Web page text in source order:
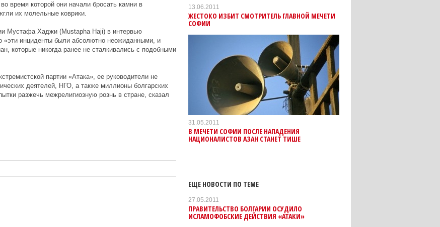
время которой они начали бросать камни в
их молельные коврики.
Мустафа Хаджи (Mustapha Haji) в интервью
«эти инциденты были абсолютно неожиданными, и
которые никогда ранее не сталкивались с подобными
партии «Атака», ее руководители не
деятелей, НГО, а также миллионы болгарских
разжечь межрелигиозную рознь в стране, сказал
13.06.2011
ЖЕСТОКО ИЗБИТ СМОТРИТЕЛЬ ГЛАВНОЙ МЕЧЕТИ
СОФИИ
31.05.2011
В МЕЧЕТИ СОФИИ ПОСЛЕ НАПАДЕНИЯ
НАЦИОНАЛИСТОВ АЗАН СТАНЕТ ТИШЕ
ЕЩЕ НОВОСТИ ПО ТЕМЕ
27.05.2011
ПРАВИТЕЛЬСТВО БОЛГАРИИ ОСУДИЛО
ИСЛАМОФОБСКИЕ ДЕЙСТВИЯ «АТАКИ»